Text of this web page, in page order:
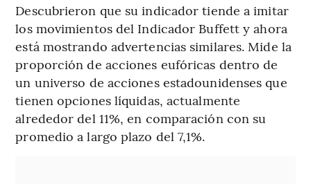
Descubrieron que su indicador tiende a imitar
los movimientos del Indicador Buffett y ahora
está mostrando advertencias similares. Mide la
proporción de acciones eufóricas dentro de
un universo de acciones estadounidenses que
tienen opciones líquidas, actualmente
alrededor del 11%, en comparación con su
promedio a largo plazo del 7,1%.